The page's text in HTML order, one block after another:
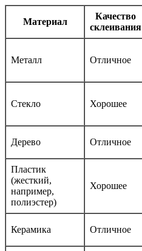
Материал
Качество
склеивания
Металл Отличное
Стекло Хорошее
Дерево Отличное
Пластик
(жесткий,
например,
полиэстер)
Хорошее
Керамика Отличное